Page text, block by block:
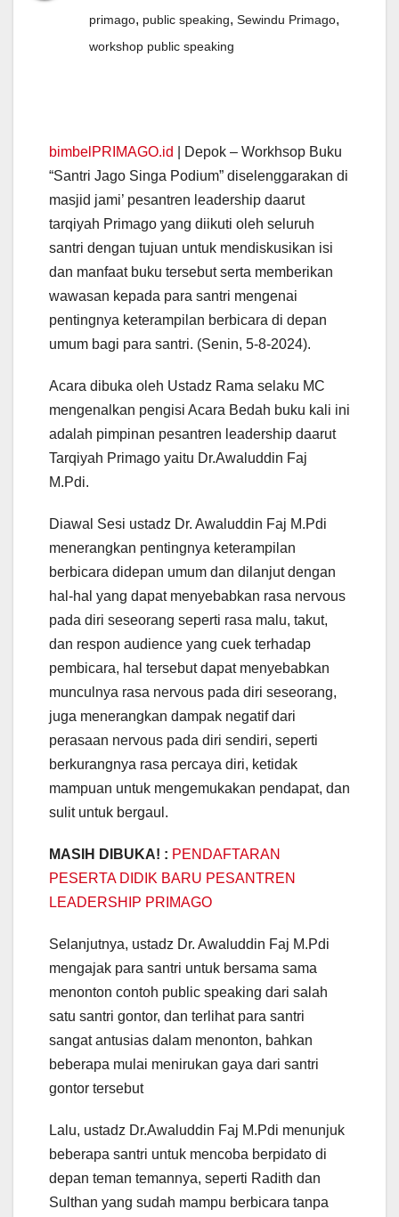
primago, public speaking, Sewindu Primago,
workshop public speaking
bimbelPRIMAGO.id
| Depok – Workhsop Buku
“Santri Jago Singa Podium” diselenggarakan di
masjid jami’ pesantren leadership daarut
tarqiyah Primago yang diikuti oleh seluruh
santri dengan tujuan untuk mendiskusikan isi
dan manfaat buku tersebut serta memberikan
wawasan kepada para santri mengenai
pentingnya keterampilan berbicara di depan
umum bagi para santri. (Senin, 5-8-2024).
Acara dibuka oleh Ustadz Rama selaku MC
mengenalkan pengisi Acara Bedah buku kali ini
adalah pimpinan pesantren leadership daarut
Tarqiyah Primago yaitu Dr.Awaluddin Faj
M.Pdi.
Diawal Sesi ustadz Dr. Awaluddin Faj M.Pdi
menerangkan pentingnya keterampilan
berbicara didepan umum dan dilanjut dengan
hal-hal yang dapat menyebabkan rasa nervous
pada diri seseorang seperti rasa malu, takut,
dan respon audience yang cuek terhadap
pembicara, hal tersebut dapat menyebabkan
munculnya rasa nervous pada diri seseorang,
juga menerangkan dampak negatif dari
perasaan nervous pada diri sendiri, seperti
berkurangnya rasa percaya diri, ketidak
mampuan untuk mengemukakan pendapat, dan
sulit untuk bergaul.
MASIH DIBUKA! : PENDAFTARAN
PESERTA DIDIK BARU PESANTREN
LEADERSHIP PRIMAGO
Selanjutnya, ustadz Dr. Awaluddin Faj M.Pdi
mengajak para santri untuk bersama sama
menonton contoh public speaking dari salah
satu santri gontor, dan terlihat para santri
sangat antusias dalam menonton, bahkan
beberapa mulai menirukan gaya dari santri
gontor tersebut
Lalu, ustadz Dr.Awaluddin Faj M.Pdi menunjuk
beberapa santri untuk mencoba berpidato di
depan teman temannya, seperti Radith dan
Sulthan yang sudah mampu berbicara tanpa